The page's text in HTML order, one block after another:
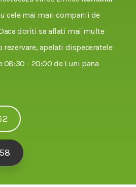
cele mai mari companii de
doriti sa aflati mai multe
apelati dispeceratele
08:30 - 20:00 de Luni pana